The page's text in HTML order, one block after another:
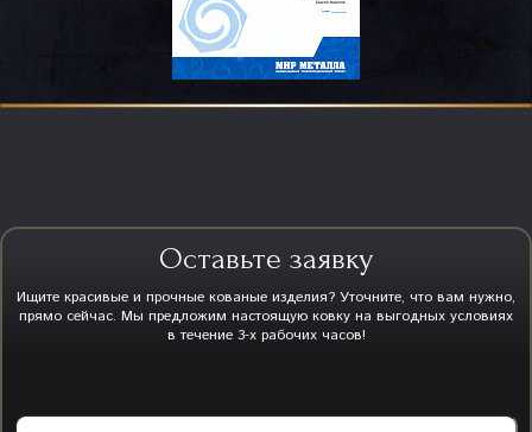
Оставьте заявку
Ищите красивые и прочные кованые изделия? Уточните, что вам нужно,
прямо сейчас. Мы предложим настоящую ковку на выгодных условиях
в течение 3-х рабочих часов!